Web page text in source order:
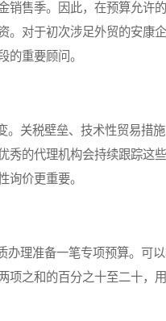
销售季。因此，在预算允许
。对于初次涉足外贸的安康
的重要顾问。
关税壁垒、技术性贸易措
秀的代理机构会持续跟踪这
询价更重要。
理准备一笔专项预算。可
项之和的百分之十至二十，